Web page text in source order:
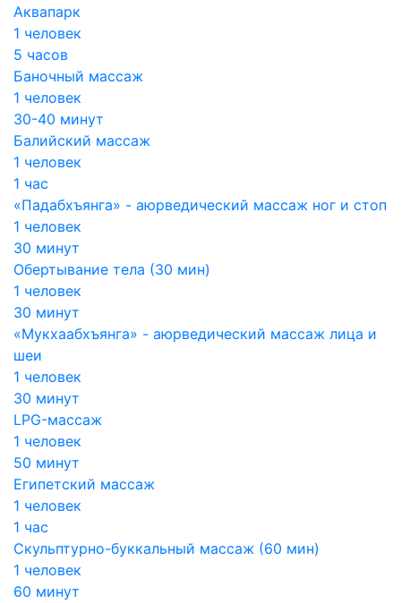
Аквапарк
1 человек
5 часов
Баночный массаж
1 человек
30-40 минут
Балийский массаж
1 человек
1 час
«Падабхъянга» - аюрведический массаж ног и стоп
1 человек
30 минут
Обертывание тела (30 мин)
1 человек
30 минут
«Мукхаабхъянга» - аюрведический массаж лица и
шеи
1 человек
30 минут
LPG-массаж
1 человек
50 минут
Египетский массаж
1 человек
1 час
Скульптурно-буккальный массаж (60 мин)
1 человек
60 минут